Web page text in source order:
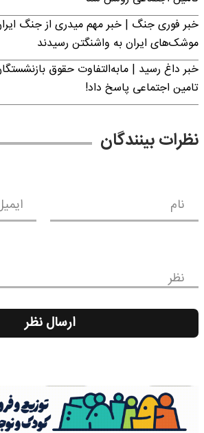
خبر فوری جنگ | خبر مهم میدری از جنگ
موشک‌های ایران به واشنگتن رسیدند
خبر داغ رسید | مابه‌التفاوت حقوق
تامین اجتماعی پاسخ داد!
نظرات بینندگان
نام
نظر
ارسال نظر